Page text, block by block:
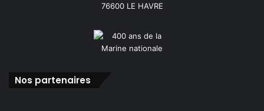
76600 LE HAVRE
Nos partenaires